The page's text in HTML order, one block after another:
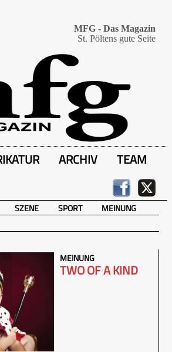
MFG - Das Magazin
St. Pöltens gute Seite
ARCHIV TEAM
SZENE SPORT MEINUNG
MEINUNG
TWO OF A KIND